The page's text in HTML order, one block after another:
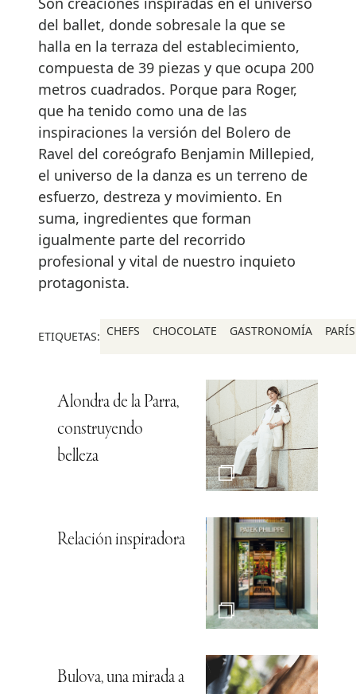
del ballet, donde sobresale la que se
halla en la terraza del establecimiento,
compuesta de 39 piezas y que ocupa 200
metros cuadrados. Porque para Roger,
que ha tenido como una de las
inspiraciones la versión del Bolero de
Ravel del coreógrafo Benjamin Millepied,
el universo de la danza es un terreno de
esfuerzo, destreza y movimiento. En
suma, ingredientes que forman
igualmente parte del recorrido
profesional y vital de nuestro inquieto
protagonista.
ETIQUETAS: CHEFS CHOCOLATE GASTRONOMÍA PARÍS
Alondra de la Parra,
construyendo
belleza
Relación inspiradora
Bulova, una mirada a